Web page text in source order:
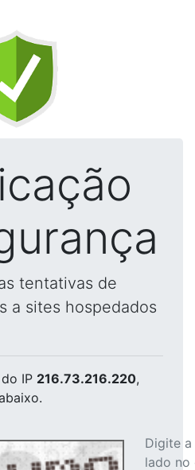
tentativas de
a sites hospedados
do IP 216.73.216.220,
Digite
lado no